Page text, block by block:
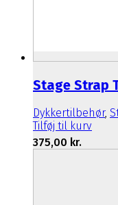
Stage Strap
Dykkertilbehør,
Tilføj til kurv
375,00 kr.